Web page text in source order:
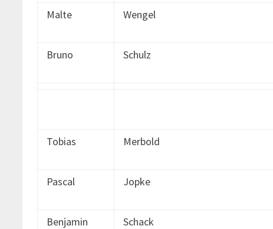
Malte Wengel
Bruno Schulz
Tobias Merbold
Pascal Jopke
Benjamin Schack